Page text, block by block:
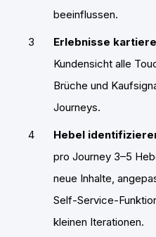
beeinflussen.
Erlebnisse
Kundensicht alle
Brüche und
Journeys.
Hebel
pro Journey 3–5
neue Inhalte,
Self-Service-
kleinen Iterationen.